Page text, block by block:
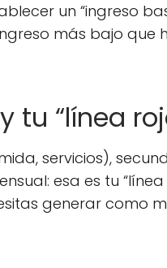
un “ingreso
más bajo que
tu “línea
servicios),
esa es tu
generar como